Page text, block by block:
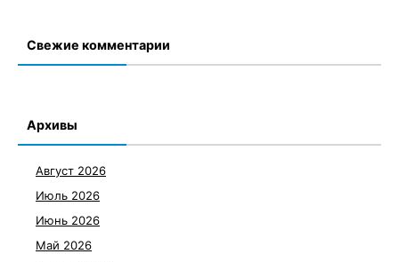
Свежие комментарии
Архивы
Август 2026
Июль 2026
Июнь 2026
Май 2026